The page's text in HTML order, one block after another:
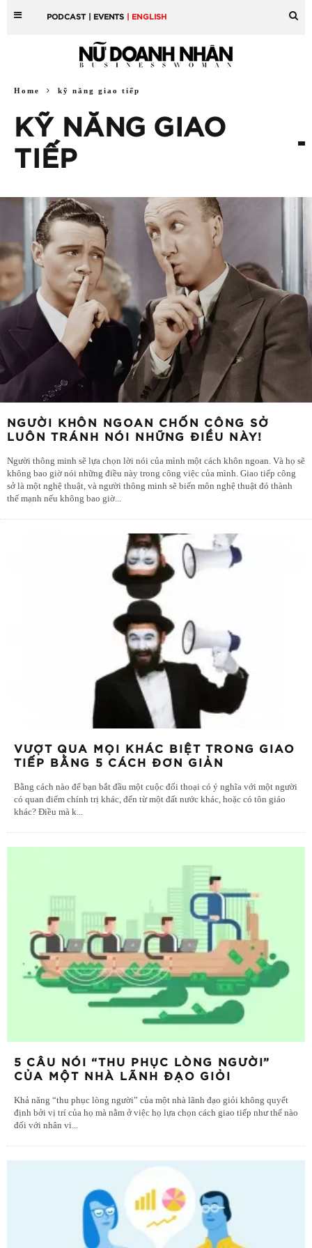
PODCAST | EVENTS | ENGLISH
Home kỹ năng giao tiếp
KỸ NĂNG GIAO
TIẾP
NGƯỜI KHÔN NGOAN CHỐN CÔNG SỞ
LUÔN TRÁNH NÓI NHỮNG ĐIỀU NÀY!
Người thông minh sẽ lựa chọn lời nói của mình một cách khôn ngoan. Và họ sẽ
không bao giờ nói những điều này trong công việc của mình. Giao tiếp công
sở là một nghệ thuật, và người thông minh sẽ biến môn nghệ thuật đó thành
thế mạnh nếu không bao giờ...
VƯỢT QUA MỌI KHÁC BIỆT TRONG GIAO
TIẾP BẰNG 5 CÁCH ĐƠN GIẢN
Bằng cách nào để bạn bắt đầu một cuộc đối thoại có ý nghĩa với một người
có quan điểm chính trị khác, đến từ một đất nước khác, hoặc có tôn giáo
khác? Điều mà k...
5 CÂU NÓI “THU PHỤC LÒNG NGƯỜI”
CỦA MỘT NHÀ LÃNH ĐẠO GIỎI
Khả năng “thu phục lòng người” của một nhà lãnh đạo giỏi không quyết
định bởi vị trí của họ mà nằm ở việc họ lựa chọn cách giao tiếp như thế nào
đối với nhân vi...